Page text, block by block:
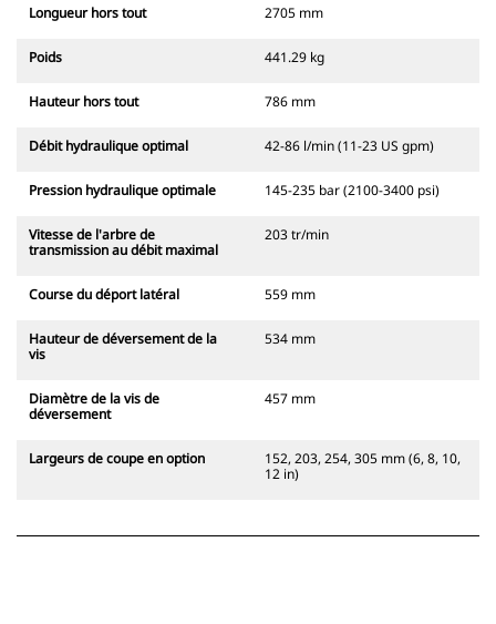
Longueur hors tout 2705 mm
Poids 441.29 kg
Hauteur hors tout 786 mm
Débit hydraulique optimal 42-86 l/min (11-23 US gpm)
Pression hydraulique optimale 145-235 bar (2100-3400 psi)
Vitesse de l'arbre de
transmission au débit maximal
203 tr/min
Course du déport latéral 559 mm
Hauteur de déversement de la
vis
534 mm
Diamètre de la vis de
déversement
457 mm
Largeurs de coupe en option
152, 203, 254, 305 mm (6, 8, 10,
12 in)